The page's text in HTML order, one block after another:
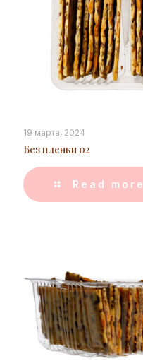
19 марта, 2024
Без пленки 02
Read more